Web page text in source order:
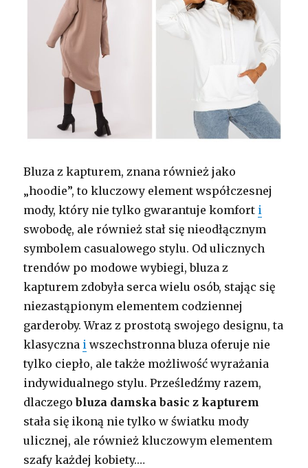
Bluza z kapturem, znana również jako
„hoodie”, to kluczowy element współczesnej
mody, który nie tylko gwarantuje komfort i
swobodę, ale również stał się nieodłącznym
symbolem casualowego stylu. Od ulicznych
trendów po modowe wybiegi, bluza z
kapturem zdobyła serca wielu osób, stając się
niezastąpionym elementem codziennej
garderoby. Wraz z prostotą swojego designu, ta
klasyczna i wszechstronna bluza oferuje nie
tylko ciepło, ale także możliwość wyrażania
indywidualnego stylu. Prześledźmy razem,
dlaczegobluza damska basic z kapturem
stała się ikoną nie tylko w światku mody
ulicznej, ale również kluczowym elementem
szafy każdej kobiety.…